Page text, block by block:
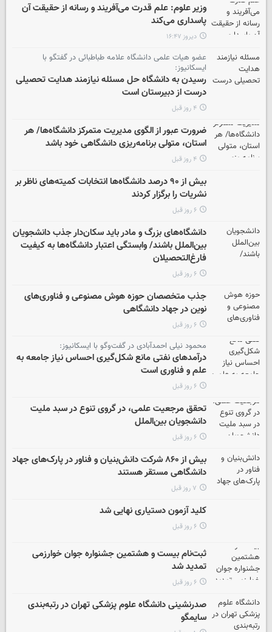
وزیر علوم: علم قدرت می‌آفریند و رسانه از حقیقت آن
پاسداری می‌کند
دیروز ۱۶:۴۷
عضو هیات علمی دانشگاه علامه طباطبائی در گفتگو با
ایسکانیوز:
رسیدن به دانشگاه حل مسئله نیازمند هدایت تحصیلی
درست از دبیرستان است
۴ روز قبل
ضرورت عبور از الگوی مدیریت متمرکز دانشگاه‌ها/ هر
استان، متولی برنامه‌ریزی دانشگاهی خود باشد
۴ روز قبل
بیش از ۹۰ درصد دانشگاه‌ها انتخابات کمیته‌های ناظر بر
نشریات را برگزار کردند
۶ روز قبل
دانشگاه‌های بزرگ و مادر باید سکان‌دار جذب دانشجویان
بین‌الملل باشند/ وابستگی اعتبار دانشگاه‌ها به کیفیت
فارغ‌التحصیلان
۶ روز قبل
جذب متخصصان حوزه هوش مصنوعی و فناوری‌های
نوین در جهاد دانشگاهی
۶ روز قبل
محمود نیلی احمدآبادی در گفت‌وگو با ایسکانیوز:
درآمدهای نفتی مانع شکل‌گیری احساس نیاز جامعه به
علم و فناوری است
۶ روز قبل
تحقق مرجعیت علمی، در گروی تنوع در سبد ملیت
دانشجویان بین‌الملل
۶ روز قبل
بیش از ۸۶۰ شرکت دانش‌بنیان و فناور در پارک‌های جهاد
دانشگاهی مستقر هستند
۷ روز قبل
کلید آزمون دستیاری نهایی شد
۶ روز قبل
ثبت‌نام بیست و هشتمین جشنواره جوان خوارزمی
تمدید شد
۶ روز قبل
صدرنشینی دانشگاه علوم پزشکی تهران در رتبه‌بندی
سایمگو